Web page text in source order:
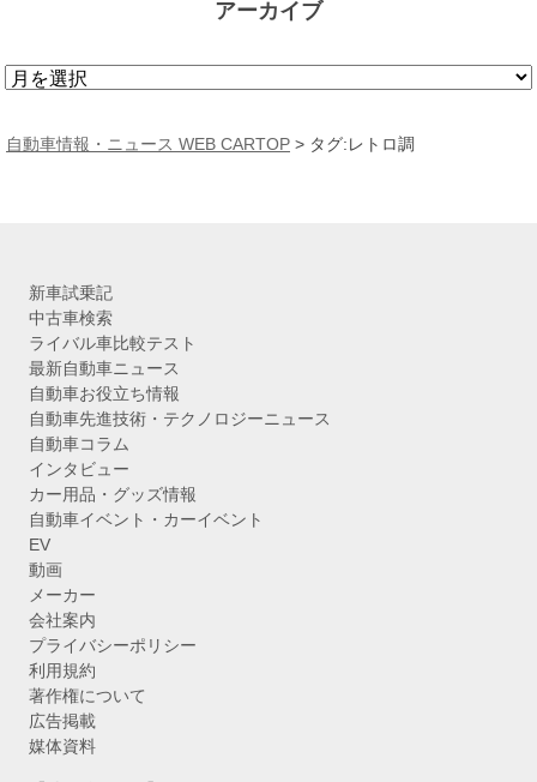
アーカイブ
ア
カ
自動車情報・ニュース WEB CARTOP > タグ:レトロ調
新車試乗記
中古車検索
ライバル車比較テスト
最新自動車ニュース
自動車お役立ち情報
自動車先進技術・テクノロジーニュース
自動車コラム
インタビュー
カー用品・グッズ情報
自動車イベント・カーイベント
EV
動画
メーカー
会社案内
プライバシーポリシー
利用規約
著作権について
広告掲載
媒体資料